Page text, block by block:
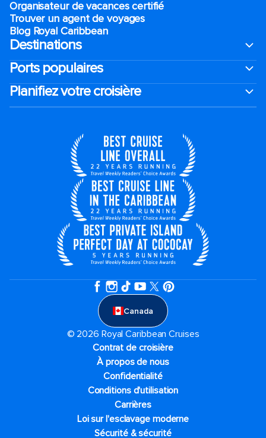
Organisateur de vacances certifié
Trouver un agent de voyages
Blog Royal Caribbean
Destinations
Ports populaires
Planifiez votre croisière
Canada
© 2026 Royal Caribbean Cruises
Contrat de croisière
À propos de nous
Confidentialité
Conditions d'utilisation
Carrières
Loi sur l'esclavage moderne
Sécurité & sécurité